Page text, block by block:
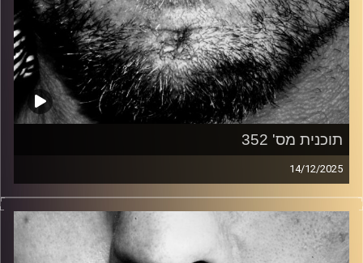
תוכנית מס' 352
14/12/2025
זיפים, מוזיקה מחוספסת של הופעות חיות. הרבה ג'אם, רוק,
בלוז, bluegrass, ג'אז, Fאנק, פרוגרסיב ואפילו אלקטרוניקה.
כל מה שחי, אמיתי ונושם.
עם שמוליק רגב.